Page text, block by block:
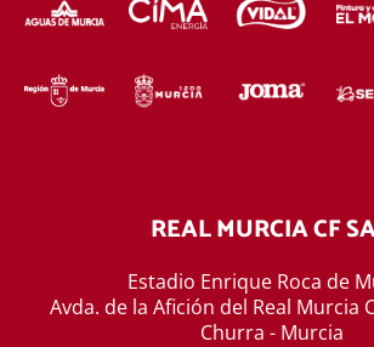
REAL MURCIA CF
Estadio Enrique Roca de
Avda. de la Afición del Real Murcia
Churra - Murcia